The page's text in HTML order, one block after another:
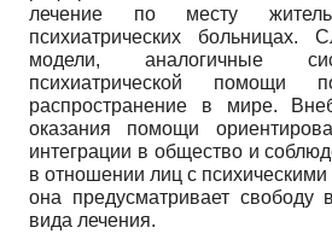
лечение по месту
психиатрических больницах.
модели, аналогичные
психиатрической помощи
распространение в мире.
оказания помощи
интеграции в общество и
в отношении лиц с психическими
она предусматривает свободу
вида лечения.